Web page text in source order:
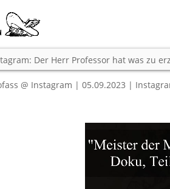
Der Herr Professor hat was zu
Der Herr
ist es in Wi……
@ Instagram |05.09.2023 |